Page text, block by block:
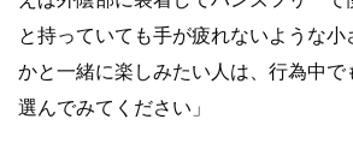
と持っていても手が疲れないような
かと一緒に楽しみたい人は、行為中で
選んでみてください」